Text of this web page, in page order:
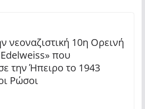
νεοναζιστική 10η Ορεινή
που
την Ήπειρο το 1943
Ρώσοι